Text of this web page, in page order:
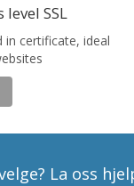
SSL
in certificate, ideal
La oss